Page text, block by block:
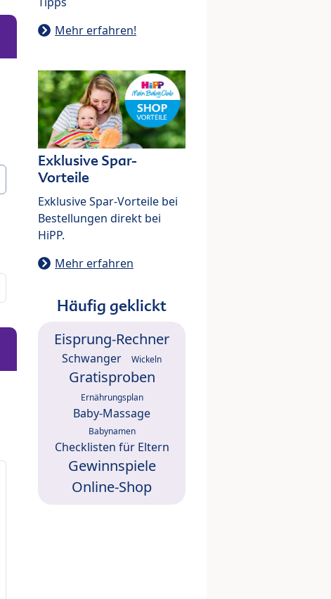
Mehr erfahren!
Exklusive Spar-
Vorteile
Exklusive Spar-Vorteile bei
Bestellungen direkt bei
HiPP.
Mehr erfahren
Häufig geklickt
Eisprung-Rechner
Schwanger Wickeln
Gratisproben
Ernährungsplan
Baby-Massage
Babynamen
Checklisten für Eltern
Gewinnspiele
Online-Shop